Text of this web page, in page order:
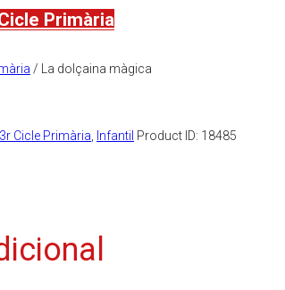
Primària
/ La dolçaina màgica
3r Cicle Primària Infantil Product ID: 18485